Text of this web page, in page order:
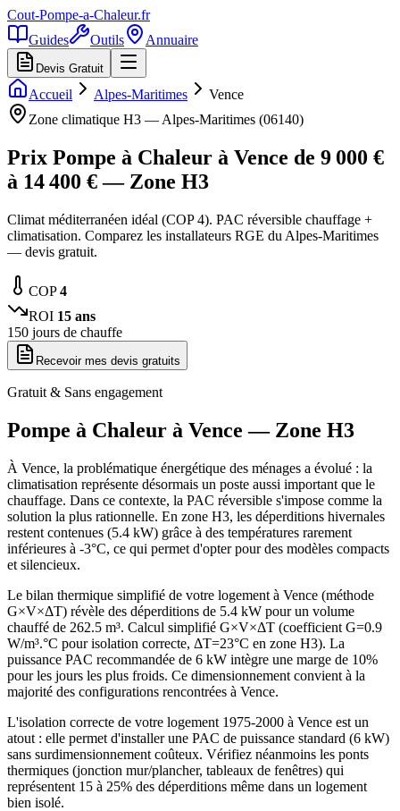
Cout-Pompe-a-Chaleur.fr
Guides
Outils Annuaire
Devis Gratuit
Accueil Alpes-Maritimes
Vence
Zone climatique H3 — Alpes-Maritimes (06140)
Prix Pompe à Chaleur à Vence de 9 000 €
à 14 400 € — Zone H3
Climat méditerranéen idéal (COP 4). PAC réversible chauffage +
climatisation. Comparez les installateurs RGE du Alpes-Maritimes
— devis gratuit.
COP4
ROI 15 ans
150 jours de chauffe
Recevoir mes devis gratuits
Gratuit & Sans engagement
Pompe à Chaleur à Vence — Zone H3
À Vence, la problématique énergétique des ménages a évolué : la
climatisation représente désormais un poste aussi important que le
chauffage. Dans ce contexte, la PAC réversible s'impose comme la
solution la plus rationnelle. En zone H3, les déperditions hivernales
restent contenues (5.4 kW) grâce à des températures rarement
inférieures à -3°C, ce qui permet d'opter pour des modèles compacts
et silencieux.
Le bilan thermique simplifié de votre logement à Vence (méthode
G×V×ΔT) révèle des déperditions de 5.4 kW pour un volume
chauffé de 262.5 m³. Calcul simplifié G×V×ΔT (coefficient G=0.9
W/m³.°C pour isolation correcte, ΔT=23°C en zone H3). La
puissance PAC recommandée de 6 kW intègre une marge de 10%
pour les jours les plus froids. Ce dimensionnement convient à la
majorité des configurations rencontrées à Vence.
L'isolation correcte de votre logement 1975-2000 à Vence est un
atout : elle permet d'installer une PAC de puissance standard (6 kW)
sans surdimensionnement coûteux. Vérifiez néanmoins les ponts
thermiques (jonction mur/plancher, tableaux de fenêtres) qui
représentent 15 à 25% des déperditions même dans un logement
bien isolé.